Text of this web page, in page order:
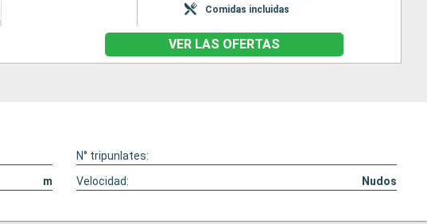
Comidas incluidas
VER LAS OFERTAS
N° tripunlates:
m Velocidad: Nudos